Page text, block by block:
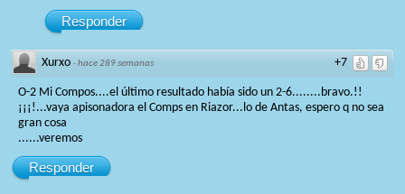
Responder
+7
Xurxo ·hace 289 semanas
O-2 Mi Compos....el último resultado había sido un 2-6........bravo.!!
¡¡¡!...vaya apisonadora el Comps en Riazor...lo de Antas, espero q no sea
gran cosa
......veremos
Responder